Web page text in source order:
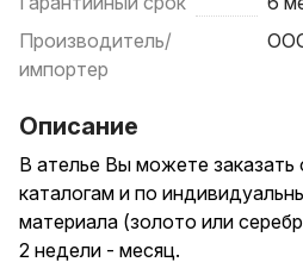
Производитель/
импортер
Описание
В ателье Вы можете заказать
каталогам и по
материала (золото или
2 недели - месяц.